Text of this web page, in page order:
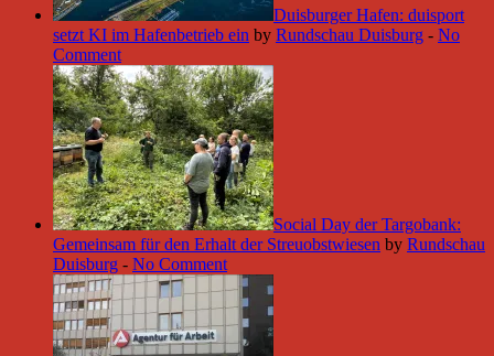
Duisburger Hafen: duisport
setzt KI im Hafenbetrieb ein by Rundschau Duisburg - No
Comment
Social Day der Targobank:
Gemeinsam für den Erhalt der Streuobstwiesen by Rundschau
Duisburg - No Comment